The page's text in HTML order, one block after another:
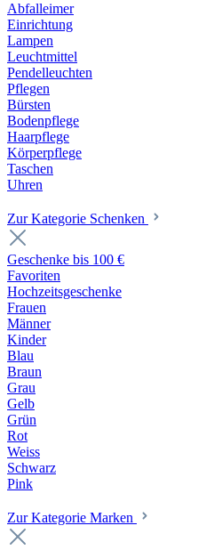
Abfalleimer
Einrichtung
Lampen
Leuchtmittel
Pendelleuchten
Pflegen
Bürsten
Bodenpflege
Haarpflege
Körperpflege
Taschen
Uhren
Zur Kategorie Schenken
Geschenke bis 100 €
Favoriten
Hochzeitsgeschenke
Frauen
Männer
Kinder
Blau
Braun
Grau
Gelb
Grün
Rot
Weiss
Schwarz
Pink
Zur Kategorie Marken